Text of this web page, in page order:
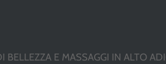
BELLEZZA E MASSAGGI IN ALTO